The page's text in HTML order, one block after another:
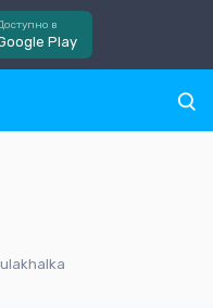
в
Play